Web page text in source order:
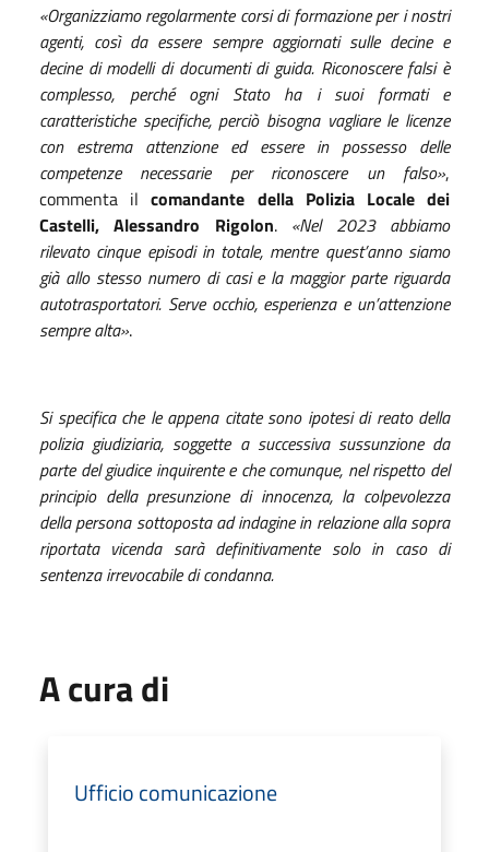
«Organizziamo regolarmente corsi di formazione per i nostri
agenti, così da essere sempre aggiornati sulle decine e
decine di modelli di documenti di guida. Riconoscere falsi è
complesso, perché ogni Stato ha i suoi formati e
caratteristiche specifiche, perciò bisogna vagliare le licenze
con estrema attenzione ed essere in possesso delle
competenze necessarie per riconoscere un falso»,
commenta ilcomandante della Polizia Locale dei
Castelli, Alessandro Rigolon. «Nel 2023 abbiamo
rilevato cinque episodi in totale, mentre quest’anno siamo
già allo stesso numero di casi e la maggior parte riguarda
autotrasportatori. Serve occhio, esperienza e un’attenzione
sempre alta».
Si specifica che le appena citate sono ipotesi di reato della
polizia giudiziaria, soggette a successiva sussunzione da
parte del giudice inquirente e che comunque, nel rispetto del
principio della presunzione di innocenza, la colpevolezza
della persona sottoposta ad indagine in relazione alla sopra
riportata vicenda sarà definitivamente solo in caso di
sentenza irrevocabile di condanna.
A cura di
Ufficio comunicazione